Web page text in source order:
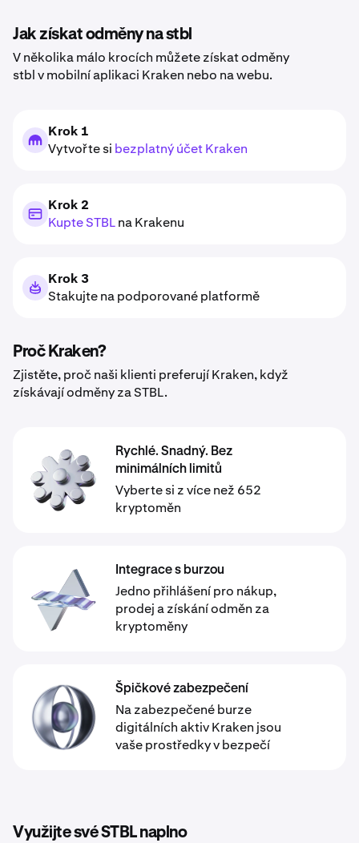
Jak získat odměny na stbl
V několika málo krocích můžete získat odměny
stbl v mobilní aplikaci Kraken nebo na webu.
Krok 1
Vytvořte si bezplatný účet Kraken
Krok 2
Kupte STBLna Krakenu
Krok 3
Stakujte na podporované platformě
Proč Kraken?
Zjistěte, proč naši klienti preferují Kraken, když
získávají odměny za STBL.
Rychlé. Snadný. Bez
minimálních limitů
Vyberte si z více než 652
kryptoměn
Integrace s burzou
Jedno přihlášení pro nákup,
prodej a získání odměn za
kryptoměny
Špičkové zabezpečení
Na zabezpečené burze
digitálních aktiv Kraken jsou
vaše prostředky v bezpečí
Využijte své STBL naplno